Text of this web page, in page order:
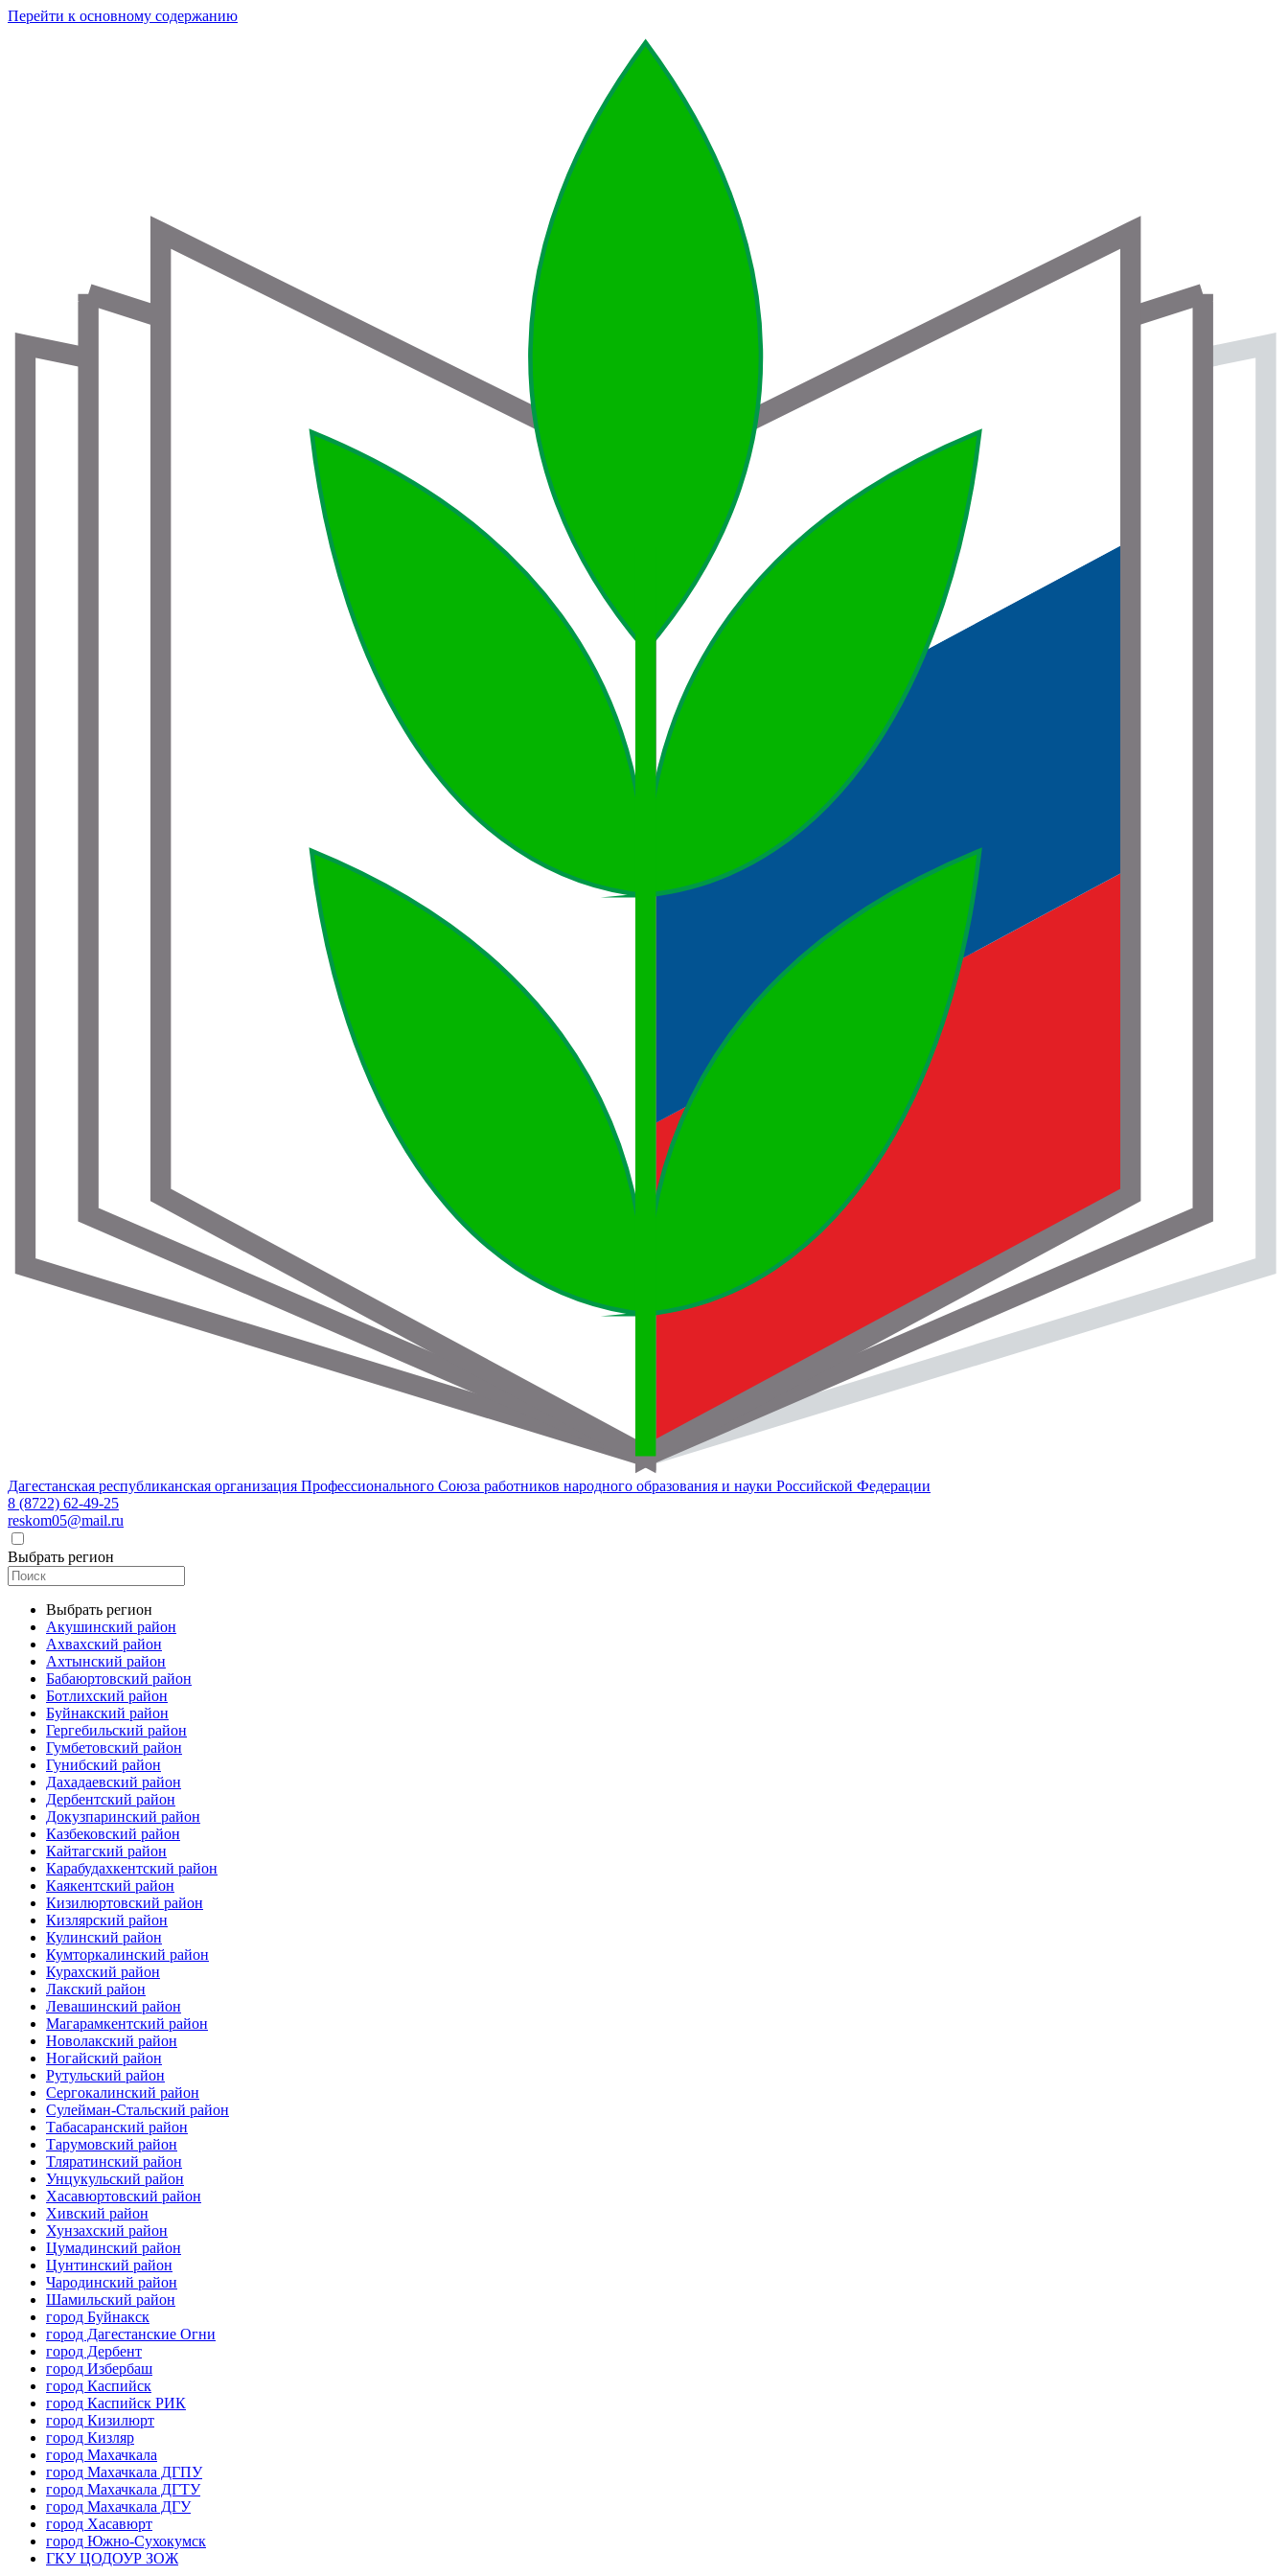
Перейти к основному содержанию
Дагестанская республиканская организация Профессионального Союза работников народного образования и науки Российской Федерации
8 (8722) 62-49-25
reskom05@mail.ru
Выбрать регион
Выбрать регион
Акушинский район
Ахвахский район
Ахтынский район
Бабаюртовский район
Ботлихский район
Буйнакский район
Гергебильский район
Гумбетовский район
Гунибский район
Дахадаевский район
Дербентский район
Докузпаринский район
Казбековский район
Кайтагский район
Карабудахкентский район
Каякентский район
Кизилюртовский район
Кизлярский район
Кулинский район
Кумторкалинский район
Курахский район
Лакский район
Левашинский район
Магарамкентский район
Новолакский район
Ногайский район
Рутульский район
Сергокалинский район
Сулейман-Стальский район
Табасаранский район
Тарумовский район
Тляратинский район
Унцукульский район
Хасавюртовский район
Хивский район
Хунзахский район
Цумадинский район
Цунтинский район
Чародинский район
Шамильский район
город Буйнакск
город Дагестанские Огни
город Дербент
город Избербаш
город Каспийск
город Каспийск РИК
город Кизилюрт
город Кизляр
город Махачкала
город Махачкала ДГПУ
город Махачкала ДГТУ
город Махачкала ДГУ
город Хасавюрт
город Южно-Сухокумск
ГКУ ЦОДОУР ЗОЖ